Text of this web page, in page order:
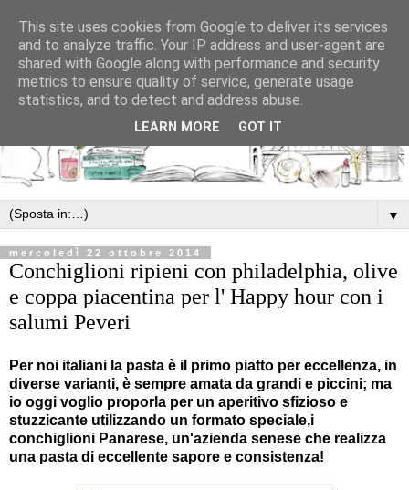
▼
mercoledì 22 ottobre 2014
Conchiglioni ripieni con philadelphia, olive
e coppa piacentina per l' Happy hour con i
salumi Peveri
Per noi italiani la pasta è il primo piatto per eccellenza, in
diverse varianti, è sempre amata da grandi e piccini; ma
io oggi voglio proporla per un aperitivo sfizioso e
stuzzicante utilizzando un formato speciale,i
conchiglioni Panarese, un'azienda senese che realizza
una pasta di eccellente sapore e consistenza!
This site uses cookies from Google to deliver its services
and to analyze traffic. Your IP address and user-agent are
shared with Google along with performance and security
metrics to ensure quality of service, generate usage
statistics, and to detect and address abuse.
LEARN MORE GOT IT